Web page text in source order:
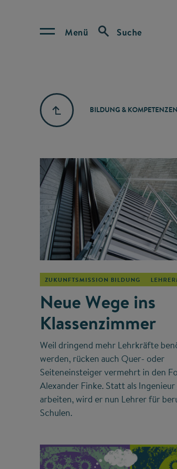
Menü Suche
BILDUNG & KOMPETENZEN
ZUKUNFTSMISSION BILDUNG
Neue Wege ins
Klassenzimmer
Weil dringend mehr Lehrkräfte
werden, rücken auch Quer- oder
Seiteneinsteiger vermehrt in den
Alexander Finke. Statt als Ingenieur
arbeiten, wird er nun Lehrer für
Schulen.